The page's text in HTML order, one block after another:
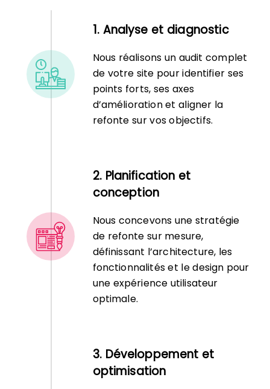
1. Analyse et diagnostic
Nous réalisons un audit complet
de votre site pour identifier ses
points forts, ses axes
d’amélioration et aligner la
refonte sur vos objectifs.
2. Planification et
conception
Nous concevons une stratégie
de refonte sur mesure,
définissant l’architecture, les
fonctionnalités et le design pour
une expérience utilisateur
optimale.
3. Développement et
optimisation